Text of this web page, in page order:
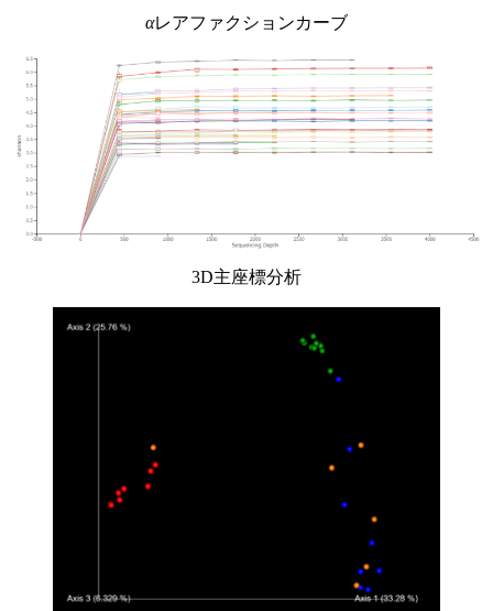
αレアファクションカーブ
3D主座標分析